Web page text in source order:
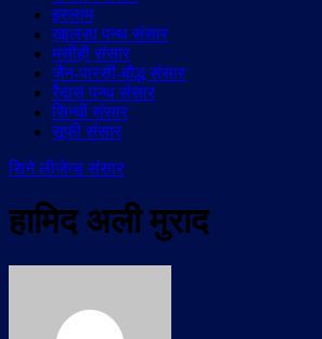
इस्लाम
ख़ालसा पन्थ संसार
मसीही संसार
जैन-पारसी-बौद्ध संसार
रैदास पन्थ संसार
सिन्धी संसार
सूफी संसार
सिने लीजेन्ड संसार
हामिद अली मुराद